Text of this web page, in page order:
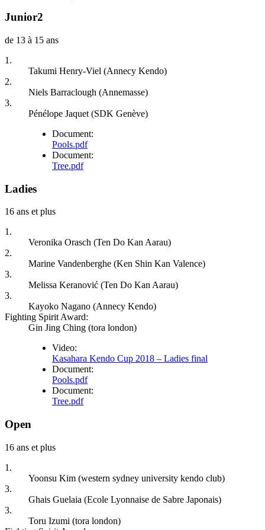
Junior2
de 13 à 15 ans
1.
Takumi Henry-Viel (Annecy Kendo)
2.
Niels Barraclough (Annemasse)
3.
Pénélope Jaquet (SDK Genève)
Document:
Pools.pdf
Document:
Tree.pdf
Ladies
16 ans et plus
1.
Veronika Orasch (Ten Do Kan Aarau)
2.
Marine Vandenberghe (Ken Shin Kan Valence)
3.
Melissa Keranović (Ten Do Kan Aarau)
3.
Kayoko Nagano (Annecy Kendo)
Fighting Spirit Award:
Gin Jing Ching (tora london)
Video:
Kasahara Kendo Cup 2018 – Ladies final
Document:
Pools.pdf
Document:
Tree.pdf
Open
16 ans et plus
1.
Yoonsu Kim (western sydney university kendo club)
3.
Ghais Guelaia (Ecole Lyonnaise de Sabre Japonais)
3.
Toru Izumi (tora london)